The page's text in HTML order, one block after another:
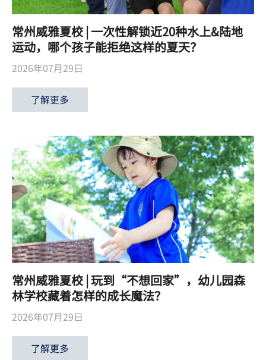
常州威雅夏校 | 一次性解锁近20种水上&陆地
运动，哪个孩子能拒绝这样的夏天？
2026年07月29日
了解更多
常州威雅夏校 | 玩到“不想回家”，幼儿园森
林学校藏着怎样的成长魔法？
2026年07月29日
了解更多